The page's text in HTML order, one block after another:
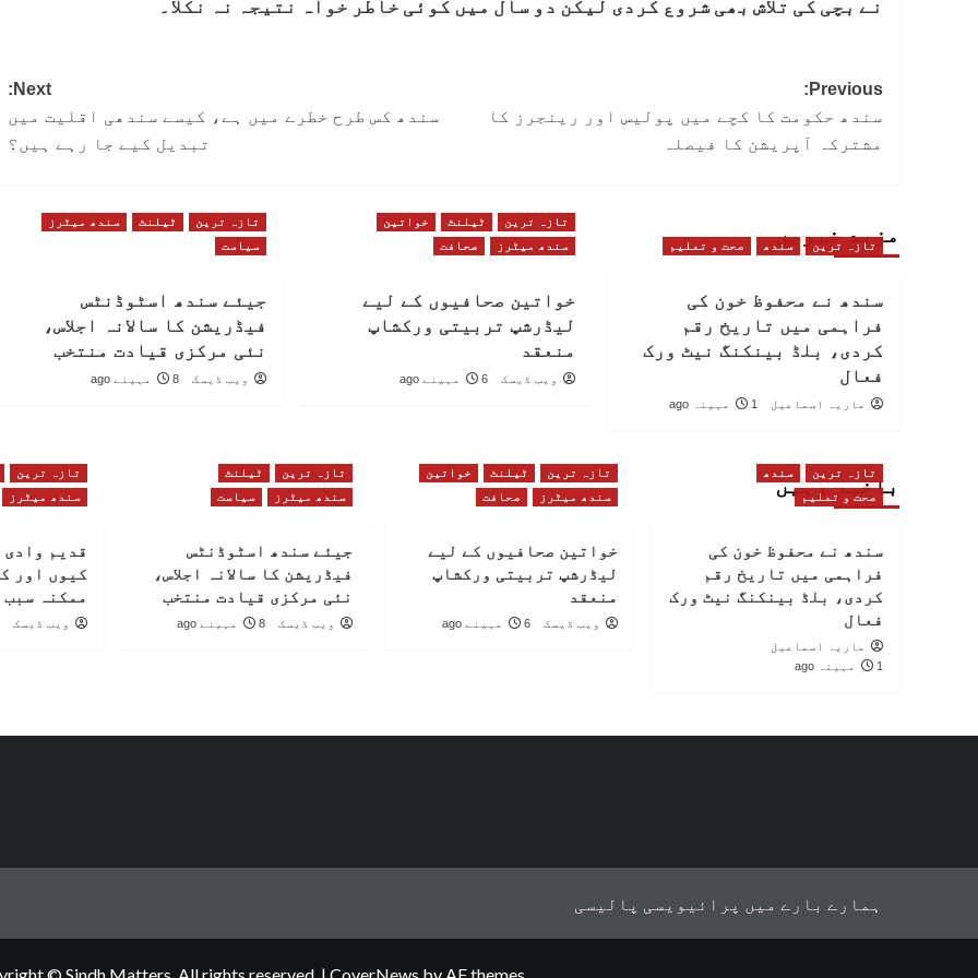
نے بچی کی تلاش بھی شروع کردی لیکن دو سال میں کوئی خاطر خواہ نتیجہ نہ نکلا۔
Post
navigation
Previous:
سندھ حکومت کا کچے میں پولیس اور رینجرز کا
مشترکہ آپریشن کا فیصلہ
Next:
سندھ کس طرح خطرے میں ہے، کیسے سندھی اقلیت میں
تبدیل کیے جا رہے ہیں؟
مزید خبریں
تازہ ترین سندھ صحت و تعلیم
سندھ نے محفوظ خون کی
فراہمی میں تاریخ رقم
کردی، بلڈ بینکنگ نیٹ ورک
فعال
ماریہ اسماعیل 1 مہینہ ago
تازہ ترین ٹیلنٹ
خواتین
سندھ میٹرز
صحافت
خواتین صحافیوں کے لیے
لیڈرشپ تربیتی ورکشاپ
منعقد
ویب ڈیسک 6 مہینے ago
تازہ ترین ٹیلنٹ
سندھ میٹرز
سیاست
جیئے سندھ اسٹوڈنٹس
فیڈریشن کا سالانہ اجلاس،
نئی مرکزی قیادت منتخب
ویب ڈیسک 8 مہینے ago
باخبر رہیں
تازہ ترین
سندھ
صحت و تعلیم
سندھ نے محفوظ خون کی
فراہمی میں تاریخ رقم
کردی، بلڈ بینکنگ نیٹ ورک
فعال
ماریہ اسماعیل
1 مہینہ ago
تازہ ترین ٹیلنٹ
خواتین
سندھ میٹرز
صحافت
خواتین صحافیوں کے لیے
لیڈرشپ تربیتی ورکشاپ
منعقد
ویب ڈیسک 6 مہینے ago
تازہ ترین
ٹیلنٹ
سندھ میٹرز
سیاست
جیئے سندھ اسٹوڈنٹس
فیڈریشن کا سالانہ اجلاس،
نئی مرکزی قیادت منتخب
ویب ڈیسک 8 مہینے ago
تازہ ترین
سندھ میٹرز
قدیم
کیوں اور
ممکنہ سبب
ویب ڈیسک
ہمارے بارے میں پرائیویسی پالیسی